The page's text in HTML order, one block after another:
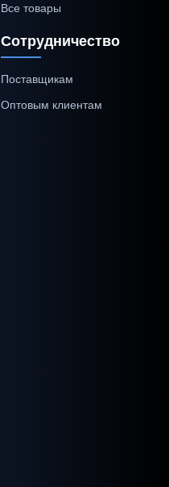
Все товары
Сотрудничество
Поставщикам
Оптовым клиентам